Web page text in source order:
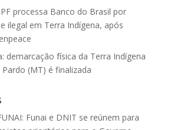
processa Banco do Brasil por
ilegal em Terra Indígena, após
demarcação física da Terra Indígena
(MT) é finalizada
Funai e DNIT se reúnem para